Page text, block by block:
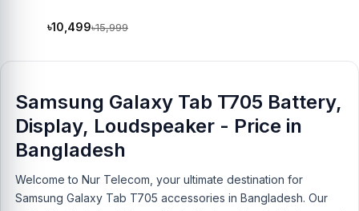
৳10,499৳15,999
Samsung Galaxy Tab T705 Battery,
Display, Loudspeaker - Price in
Bangladesh
Welcome to Nur Telecom, your ultimate destination for
Samsung Galaxy Tab T705 accessories in Bangladesh. Our